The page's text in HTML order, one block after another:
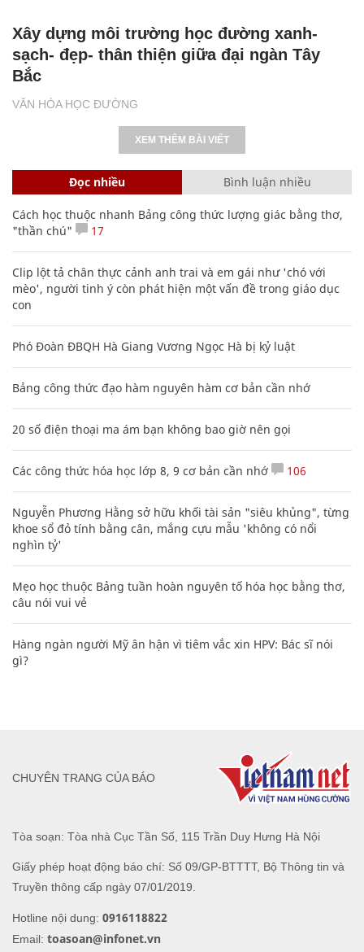
VĂN HÓA HỌC ĐƯỜNG
Xây dựng môi trường học đường xanh-
sạch- đẹp- thân thiện giữa đại ngàn Tây
Bắc
XEM THÊM BÀI VIẾT
Đọc nhiều Bình luận nhiều
Cách học thuộc nhanh Bảng công thức lượng giác bằng thơ,
"thần chú"
17
Clip lột tả chân thực cảnh anh trai và em gái như 'chó với
mèo', người tinh ý còn phát hiện một vấn đề trong giáo dục
con
Phó Đoàn ĐBQH Hà Giang Vương Ngọc Hà bị kỷ luật
Bảng công thức đạo hàm nguyên hàm cơ bản cần nhớ
20 số điện thoại ma ám bạn không bao giờ nên gọi
Các công thức hóa học lớp 8, 9 cơ bản cần nhớ 106
Nguyễn Phương Hằng sở hữu khối tài sản "siêu khủng", từng
khoe sổ đỏ tính bằng cân, mắng cựu mẫu 'không có nổi
nghìn tỷ'
Mẹo học thuộc Bảng tuần hoàn nguyên tố hóa học bằng thơ,
câu nói vui vẻ
Hàng ngàn người Mỹ ân hận vì tiêm vắc xin HPV: Bác sĩ nói
gì?
Tòa soạn: Tòa nhà Cục Tần Số, 115 Trần Duy Hưng Hà Nội
Giấy phép hoạt động báo chí: Số 09/GP-BTTTT, Bộ Thông tin và
Truyền thông cấp ngày 07/01/2019.
Hotline nội dung: 0916118822
Email: toasoan@infonet.vn
CHUYÊN TRANG CỦA BÁO